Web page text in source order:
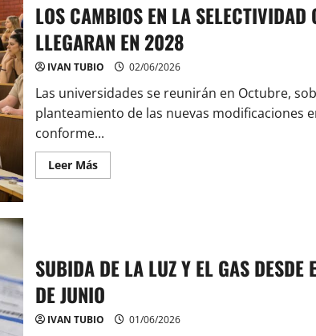
de
la
Victoria
de
Puerto
nuevas
medidas
de
calmado
del
tráfico
LOS CAMBIOS EN LA SELECTIVIDAD
LLEGARAN EN 2028
IVAN TUBIO 02/06/2026
Las universidades se reunirán en Octubre,
planteamiento de las nuevas modificaciones
conforme...
Leer MásLeer
más
QUE
LLEGARAN
EN
2028
SUBIDA DE LA LUZ Y EL GAS DESDE
DE JUNIO
IVAN TUBIO 01/06/2026